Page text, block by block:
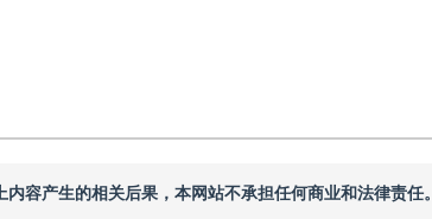
容产生的相关后果，本网站不承担任何商业和法律责任。